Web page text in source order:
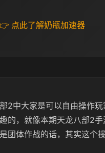
点此了解奶瓶加速器
2中大家是可以自由操作
的，就像本期天龙八部2
团体作战的话，其实这个